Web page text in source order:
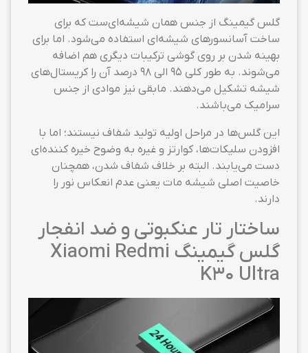
گلس گیمینگ از جنس همان شیشه‌ای‌ست که برای
ساخت آسانسورهای شیشه‌ای استفاده می‌شود. اما برای
بهینه شدن بر روی گوشی ترکیبات دیگری هم اضافه
می‌شوند. به طور کلی ۹۵ الی ۹۸ درصد آن را کریستال‌های
شیشه تشکیل می‌دهند. مابقی نیز موادی از جنس
سرامیک می‌باشند.
این گلس‌ها در مراحل اولیه تولید شفاف نیستند؛ اما با
افزودن سلیکات‌ها، کوارتز و غیره به وضوح خیره کننده‌ای
دست می‌یابند. البته بر خلاف شفاف شدن، همچنان
خاصیت اصلی شیشه مات یعنی عدم انعکاس نور را
دارند.
ساختار تار عنکبوتی و ضد انفجار
گلس گیمینگ Xiaomi Redmi
K30 Ultra